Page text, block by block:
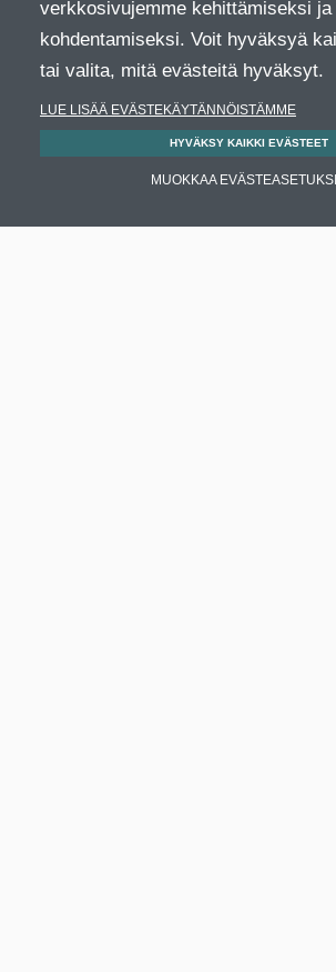
verkkosivujemme kehittämiseksi
kohdentamiseksi. Voit hyväksyä
tai valita, mitä evästeitä hyväksyt.
LUE LISÄÄ EVÄSTEKÄYTÄNNÖISTÄMME
HYVÄKSY KAIKKI EVÄSTEET
MUOKKAA